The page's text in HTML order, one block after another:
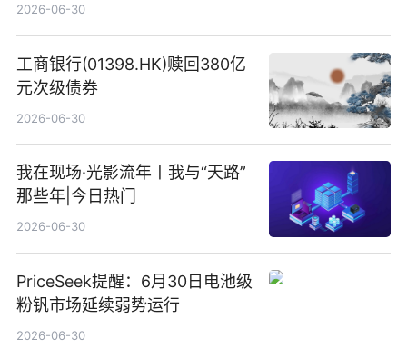
2026-06-30
工商银行(01398.HK)赎回380亿
元次级债券
2026-06-30
我在现场·光影流年丨我与“天路”
那些年|今日热门
2026-06-30
PriceSeek提醒：6月30日电池级
粉钒市场延续弱势运行
2026-06-30